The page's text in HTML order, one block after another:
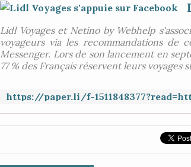
Lidl Voyages et Netino by Webhelp
voyageurs via les recommandations de
Messenger. Lors de son lancement en
77 % des Français réservent leurs voyages